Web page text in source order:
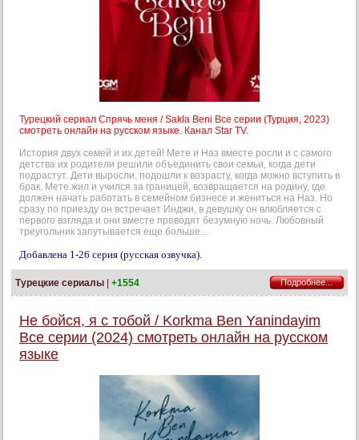
Турецкий сериал Спрячь меня / Sakla Beni Все серии (Турция, 2023)
смотреть онлайн на русском языке. Канал Star TV.
История двух семей и их детей! Мете и Наз вместе росли и с самого
детства их родители решили объединить свои семьи, когда дети
подрастут. Дети выросли, подошли к возрасту, когда можно вступить в
брак. Мете жил и учился за границей, возвращается на родину, где
должен начать работать в семейном бизнесе и жениться на Наз. Но
сразу по приезду он встречает Инджи, в девушку он влюбляется с
первого взгляда и они вместе проводят безумную ночь. Любовный
треугольник запутывается еще больше...
Добавлена 1-26 серия (русская озвучка).
Турецкие сериалы | +1554 Подробнее...
Не бойся, я с тобой / Korkma Ben Yanindayim
Все серии (2024) смотреть онлайн на русском
языке